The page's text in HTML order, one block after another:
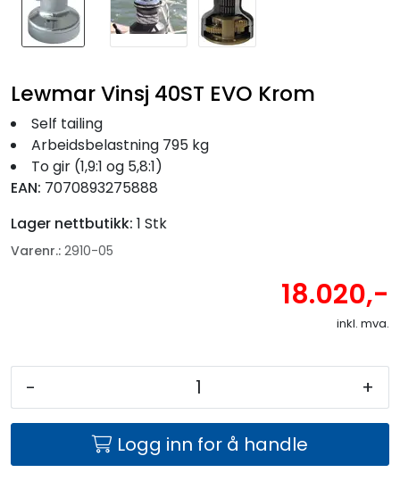
Lewmar Vinsj 40ST EVO Krom
Self tailing
Arbeidsbelastning 795 kg
To gir (1,9:1 og 5,8:1)
EAN: 7070893275888
Lager nettbutikk: 1 Stk
Varenr.: 2910-05
18.020,-
inkl. mva.
- +
Logg inn for å handle